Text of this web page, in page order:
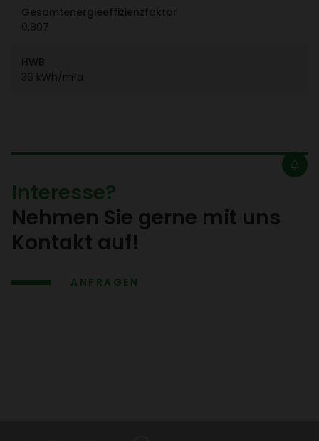
Gesamt­ener­gie­ef­fi­zi­enz­faktor
0,807
HWB
36 kWh/​m²a
Inter­esse?
Nehmen Sie gerne mit uns
Kontakt auf!
ANFRAGEN